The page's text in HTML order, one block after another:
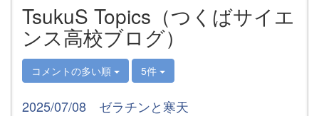
TsukuS Topics（つくばサイエ
ンス高校ブログ）
コメントの多い順 5件
2025/07/08 ゼラチンと寒天